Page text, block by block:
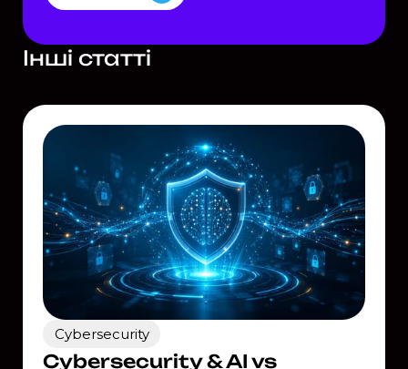
Інші статті
Cybersecurity
Cybersecurity & AI vs